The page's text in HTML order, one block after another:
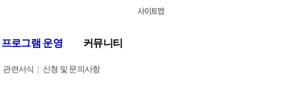
프로그램 운영
관련서식 신청 및 문의사항
커뮤니티